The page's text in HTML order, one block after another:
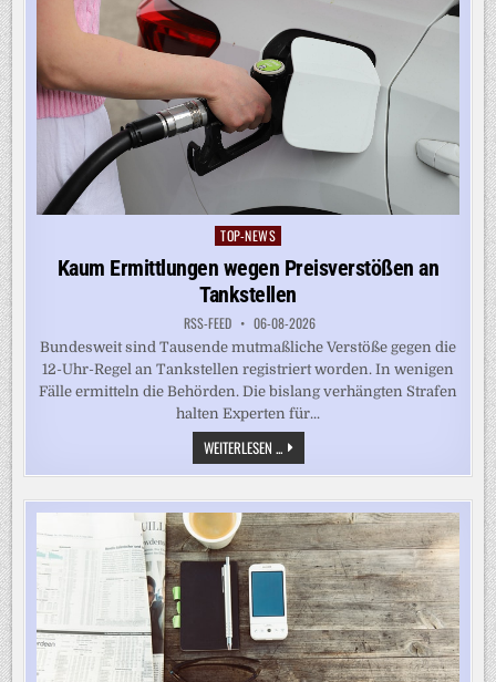
Posted
TOP-NEWS
Kaum Ermittlungen wegen Preisverstößen an
Tankstellen
RSS-FEED 06-08-2026
Bundesweit sind Tausende mutmaßliche Verstöße gegen die
12-Uhr-Regel an Tankstellen registriert worden. In wenigen
Fälle ermitteln die Behörden. Die bislang verhängten Strafen
halten Experten für...
WEITERLESEN ... KAUM
ERMITTLUNGEN
WEGEN
N T
ANKSTELLEN